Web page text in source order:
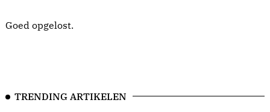
Goed opgelost.
TRENDING ARTIKELEN